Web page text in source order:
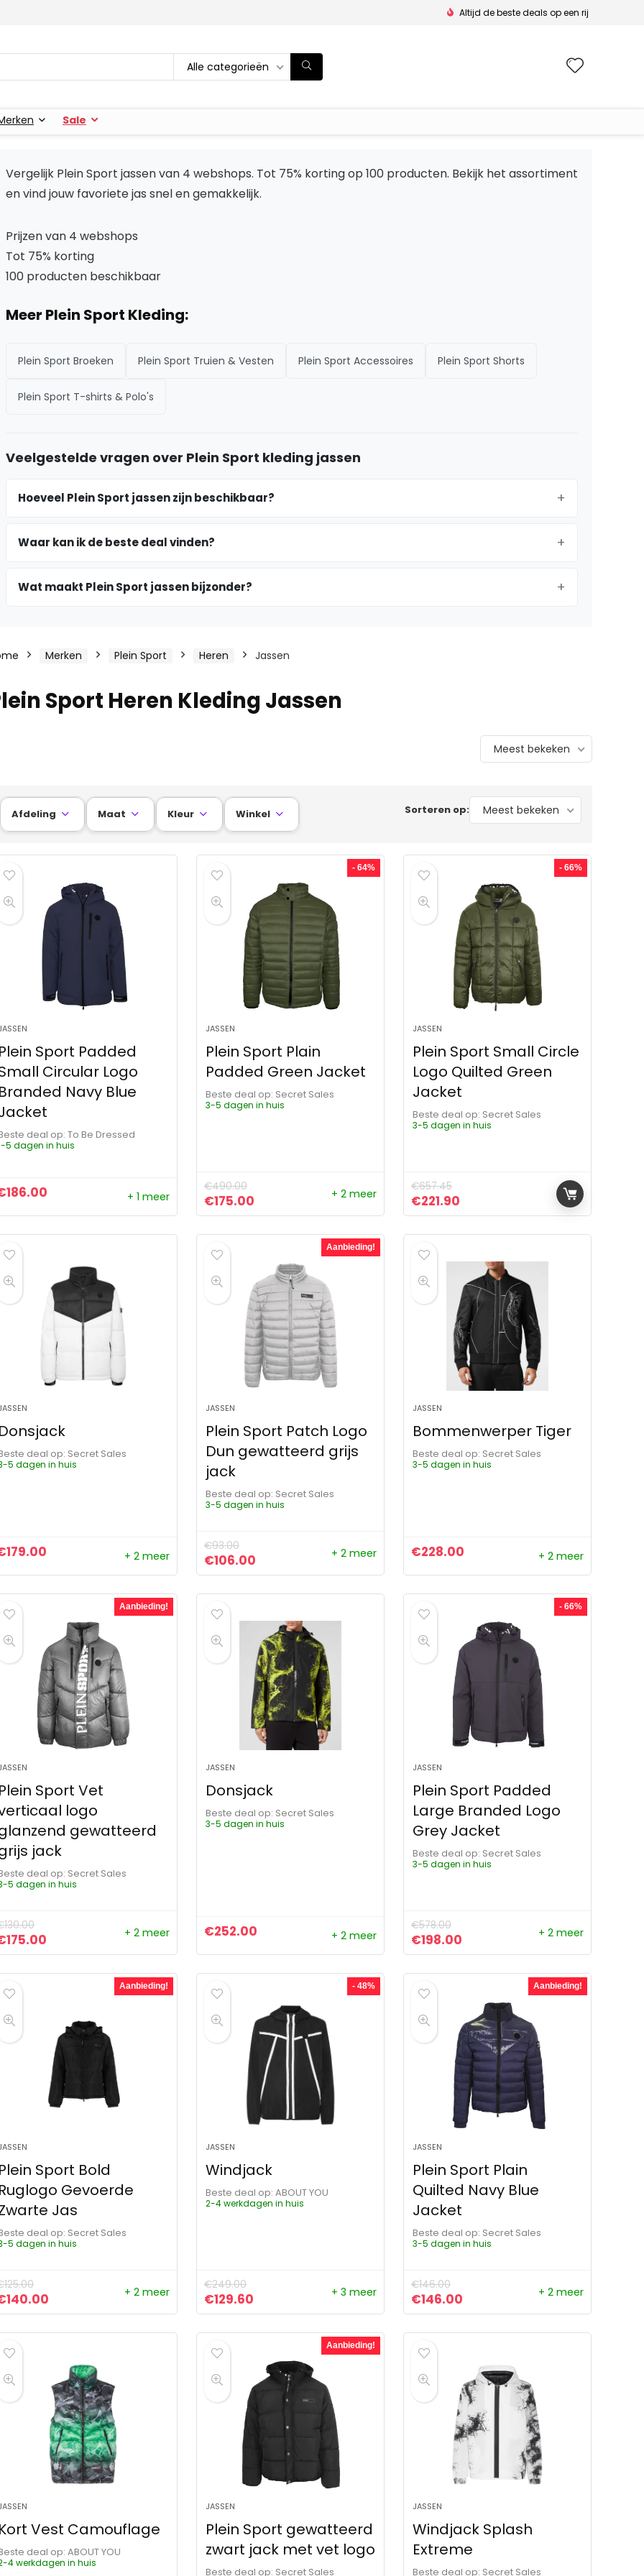
Altijd de beste deals op een rij
Alle categorieën
Sale
Vergelijk Plein Sport jassen van 4 webshops. Tot 75% korting op 100 producten. Bekijk het assortiment
en vind jouw favoriete jas snel en gemakkelijk.
Prijzen van 4 webshops
Tot 75% korting
100 producten beschikbaar
Meer Plein Sport Kleding:
Plein Sport Broeken Plein Sport Truien & Vesten Plein Sport Accessoires Plein Sport Shorts
Plein Sport T-shirts & Polo's
Veelgestelde vragen over Plein Sport kleding jassen
Hoeveel Plein Sport jassen zijn beschikbaar?
Waar kan ik de beste deal vinden?
Wat maakt Plein Sport jassen bijzonder?
Merken Plein Sport Heren Jassen
Sport Heren Kleding Jassen
Meest bekeken
Sorteren op: Meest bekeken
Afdeling  Maat  Kleur  Winkel 
Sport Padded
Circular Logo
Navy Blue
deal op:
To Be Dressed
5 dagen in huis
186.00 + 1 meer
- 64%
JASSEN
Plein Sport Plain
Padded Green Jacket
Beste deal op:
Secret Sales
3-5 dagen in huis
€490.00
Oorspronkelijke prijs was: €490.00.
€175.00Huidige prijs is: €175.00.
+ 2 meer
- 66%
JASSEN
Plein Sport Small Circle
Logo Quilted Green
Jacket
Beste deal op:
Secret Sales
3-5 dagen in huis
€657.45
Oorspronkelijke prijs was: €657.45.
€221.90 Huidige prijs is: €221.90.
deal op:
Secret Sales
5 dagen in huis
179.00 + 2 meer
Aanbieding!
JASSEN
Plein Sport Patch Logo
Dun gewatteerd grijs
jack
Beste deal op:
Secret Sales
3-5 dagen in huis
€93.00
Oorspronkelijke prijs was: €93.00.
€106.00Huidige prijs is: €106.00.
+ 2 meer
JASSEN
Bommenwerper Tiger
Beste deal op:
Secret Sales
3-5 dagen in huis
€228.00 + 2 meer
Aanbieding!
Sport Vet
logo
gewatteerd
jack
deal op:
Secret Sales
5 dagen in huis
130.00
prijs was: €130.00.
175.00 Huidige prijs is: €175.00.
+ 2 meer
JASSEN
Donsjack
Beste deal op:
Secret Sales
3-5 dagen in huis
€252.00 + 2 meer
- 66%
JASSEN
Plein Sport Padded
Large Branded Logo
Grey Jacket
Beste deal op:
Secret Sales
3-5 dagen in huis
€578.00
Oorspronkelijke prijs was: €578.00.
€198.00 Huidige prijs is: €198.00.
+ 2 meer
Aanbieding!
Sport Bold
Gevoerde
Jas
deal op:
Secret Sales
5 dagen in huis
125.00
prijs was: €125.00.
140.00 Huidige prijs is: €140.00.
+ 2 meer
- 48%
JASSEN
Windjack
Beste deal op:
ABOUT YOU
2-4 werkdagen in huis
€249.00
Oorspronkelijke prijs was: €249.00.
€129.60Huidige prijs is: €129.60.
+ 3 meer
Aanbieding!
JASSEN
Plein Sport Plain
Quilted Navy Blue
Jacket
Beste deal op:
Secret Sales
3-5 dagen in huis
€146.00
Oorspronkelijke prijs was: €146.00.
€146.00 Huidige prijs is: €146.00.
+ 2 meer
Vest Camouflage
deal op:
ABOUT YOU
4 werkdagen in huis
Aanbieding!
JASSEN
Plein Sport gewatteerd
zwart jack met vet logo
Beste deal op: Secret Sales
JASSEN
Windjack Splash
Extreme
Beste deal op: Secret Sales